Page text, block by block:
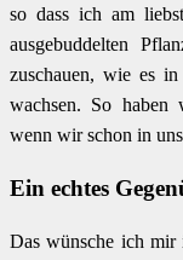
so dass ich am
ausgebuddelten
zuschauen, wie es
wachsen. So haben
wenn wir schon in
Ein echtes
Das wünsche ich mir